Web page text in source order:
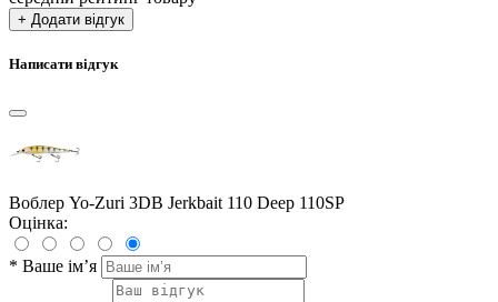
+ Додати відгук
Написати відгук
Воблер Yo-Zuri 3DB Jerkbait 110 Deep 110SP
Оцінка:
* Ваше ім’я